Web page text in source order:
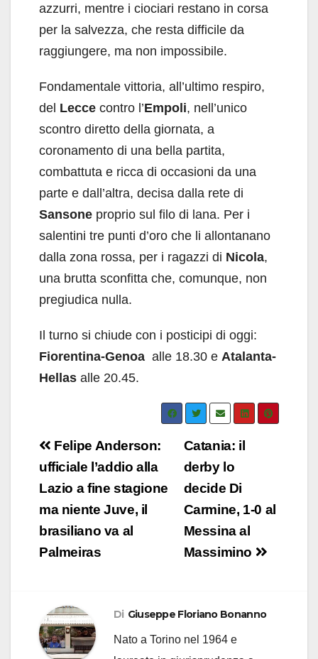
azzurri, mentre i ciociari restano in corsa
per la salvezza, che resta difficile da
raggiungere, ma non impossibile.
Fondamentale vittoria, all’ultimo respiro,
del Lecce contro l’Empoli, nell’unico
scontro diretto della giornata, a
coronamento di una bella partita,
combattuta e ricca di occasioni da una
parte e dall’altra, decisa dalla rete di
Sansone proprio sul filo di lana. Per i
salentini tre punti d’oro che li allontanano
dalla zona rossa, per i ragazzi di Nicola,
una brutta sconfitta che, comunque, non
pregiudica nulla.
Il turno si chiude con i posticipi di oggi:
Fiorentina-Genoa alle 18.30 e Atalanta-
Hellas alle 20.45.
Navigazione
articoli
Catania: il
derby lo
decide Di
Carmine, 1-0 al
Messina al
Massimino
Felipe Anderson:
ufficiale l’addio alla
Lazio a fine stagione
ma niente Juve, il
brasiliano va al
Palmeiras
Di Giuseppe Floriano Bonanno
Nato a Torino nel 1964 e